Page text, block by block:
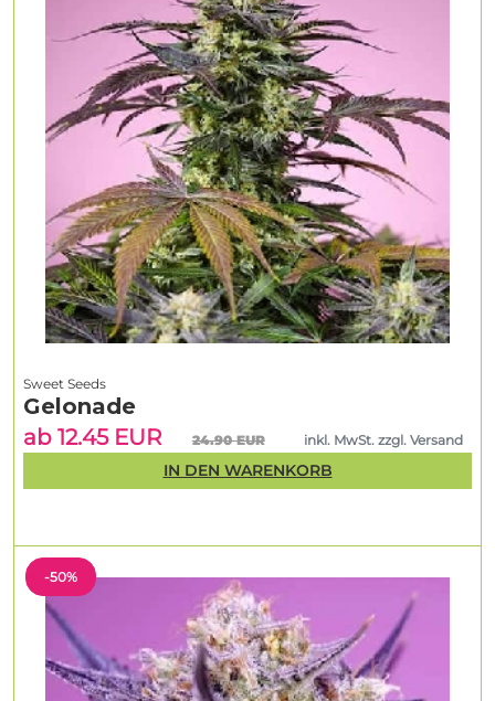
-50%
Sweet Seeds
Gelonade
ab 12.45 EUR
24.90 EUR inkl. MwSt. zzgl. Versand
IN DEN WARENKORB